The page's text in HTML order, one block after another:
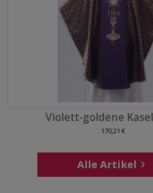
Violett-goldene
170,21 €
Alle Artikel 